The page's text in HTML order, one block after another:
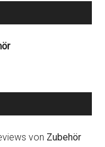
von Zubehör